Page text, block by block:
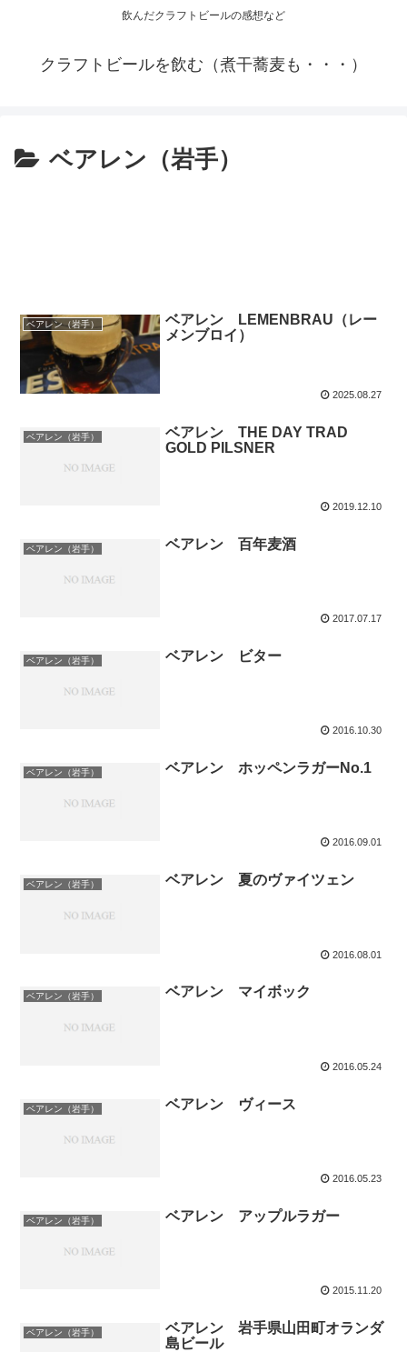
飲んだクラフトビールの感想など
クラフトビールを飲む（煮干蕎麦も・・・）
ベアレン（岩手）
ベアレン（岩手）
ベアレン LEMENBRAU（レー
メンブロイ）
2025.08.27
ベアレン（岩手）
ベアレン THE DAY TRAD
GOLD PILSNER
2019.12.10
ベアレン（岩手） ベアレン 百年麦酒
2017.07.17
ベアレン（岩手） ベアレン ビター
2016.10.30
ベアレン（岩手） ベアレン ホッペンラガーNo.1
2016.09.01
ベアレン（岩手） ベアレン 夏のヴァイツェン
2016.08.01
ベアレン（岩手） ベアレン マイボック
2016.05.24
ベアレン（岩手） ベアレン ヴィース
2016.05.23
ベアレン（岩手） ベアレン アップルラガー
2015.11.20
ベアレン（岩手）
ベアレン 岩手県山田町オランダ
島ビール